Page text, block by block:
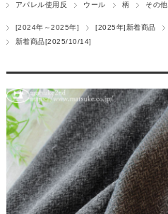
アパレル使用反 ウール 柄 その他
[2024年～2025年] [2025年]新着商品
新着商品[2025/10/14]